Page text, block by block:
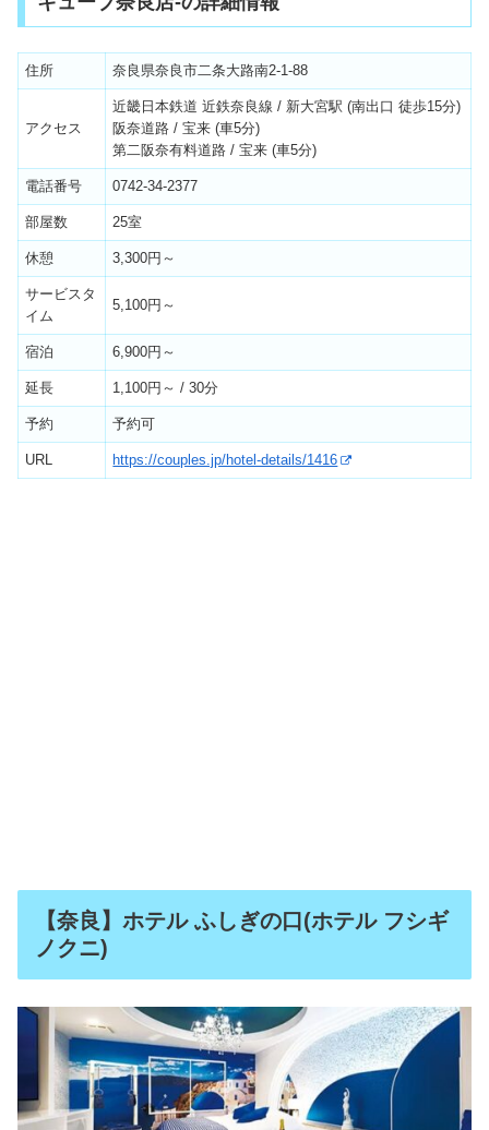
住所 奈良県奈良市二条大路南2-1-88
アクセス
近畿日本鉄道 近鉄奈良線 / 新大宮駅 (南出口 徒歩15分)
阪奈道路 / 宝来 (車5分)
第二阪奈有料道路 / 宝来 (車5分)
電話番号 0742-34-2377
部屋数 25室
休憩 3,300円～
サービスタ
イム
5,100円～
宿泊 6,900円～
延長 1,100円～ / 30分
予約 予約可
URL https://couples.jp/hotel-details/1416
【奈良】ホテル ふしぎの口(ホテル フシギ
ノクニ)